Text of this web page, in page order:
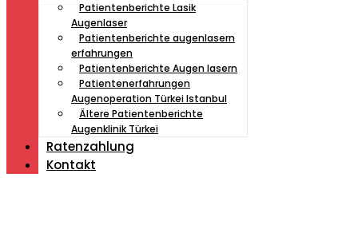
Patientenberichte Lasik
Augenlaser
Patientenberichte augenlasern
erfahrungen
Patientenberichte Augen lasern
Patientenerfahrungen
Augenoperation Türkei Istanbul
Ältere Patientenberichte
Augenklinik Türkei
Ratenzahlung
Kontakt